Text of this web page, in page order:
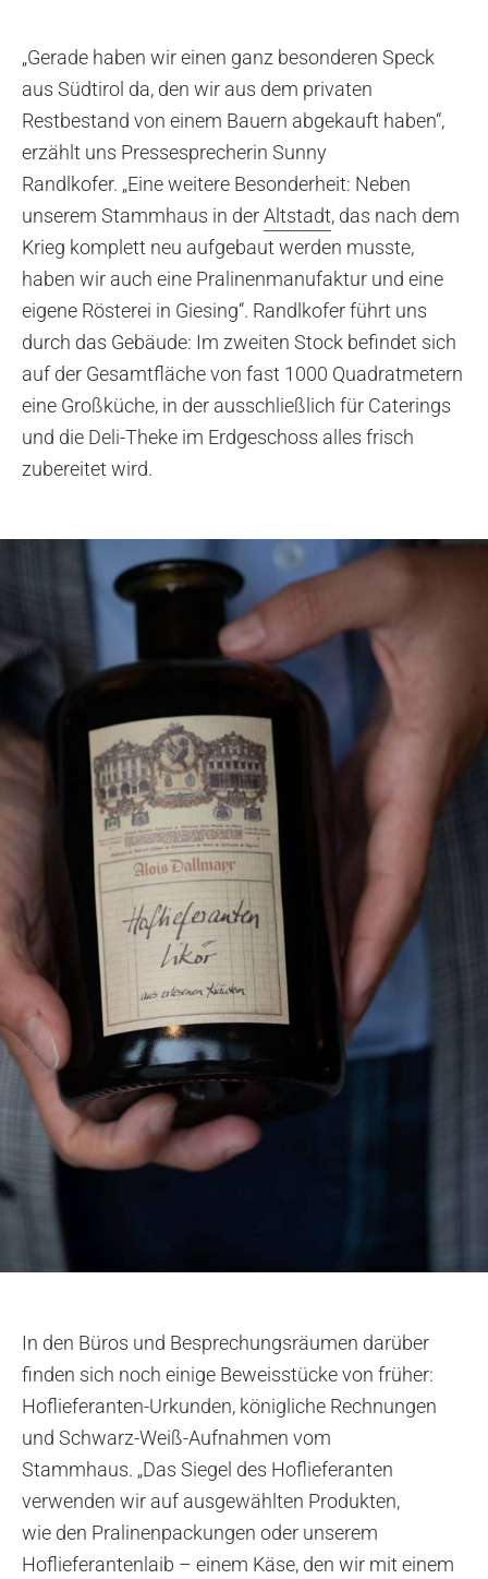
„Gerade haben wir einen ganz besonderen Speck
aus Südtirol da, den wir aus dem privaten
Restbestand von einem Bauern abgekauft haben“,
erzählt uns Pressesprecherin Sunny
Randlkofer. „Eine weitere Besonderheit: Neben
unserem Stammhaus in derAltstadt, das nach dem
Krieg komplett neu aufgebaut werden musste,
haben wir auch eine Pralinenmanufaktur und eine
eigene Rösterei in Giesing“. Randlkofer führt uns
durch das Gebäude: Im zweiten Stock befindet sich
auf der Gesamtfläche von fast 1000 Quadratmetern
eine Großküche, in der ausschließlich für Caterings
und die Deli-Theke im Erdgeschoss alles frisch
zubereitet wird.
In den Büros und Besprechungsräumen darüber
finden sich noch einige Beweisstücke von früher:
Hoflieferanten-Urkunden, königliche Rechnungen
und Schwarz-Weiß-Aufnahmen vom
Stammhaus. „Das Siegel des Hoflieferanten
verwenden wir auf ausgewählten Produkten,
wie den Pralinenpackungen oder unserem
Hoflieferantenlaib – einem Käse, den wir mit einem